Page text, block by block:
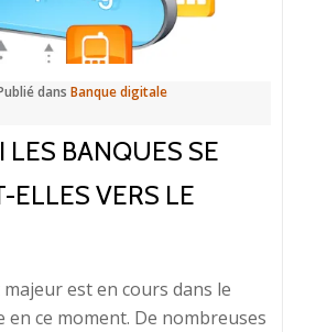
dans Banque digitale
BANQUES SE
ELLES VERS LE
est en cours dans le
en ce moment. De nombreuses